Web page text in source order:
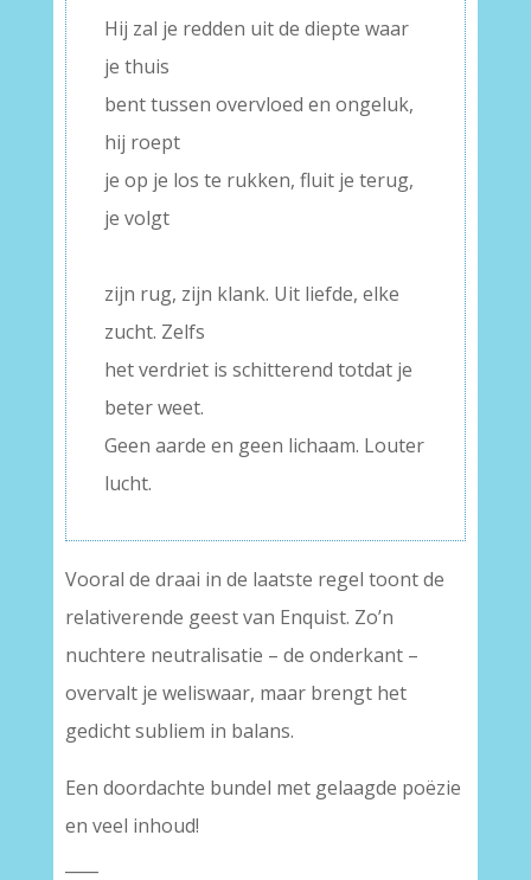
Hij zal je redden uit de diepte waar
je thuis
bent tussen overvloed en ongeluk,
hij roept
je op je los te rukken, fluit je terug,
je volgt
zijn rug, zijn klank. Uit liefde, elke
zucht. Zelfs
het verdriet is schitterend totdat je
beter weet.
Geen aarde en geen lichaam. Louter
lucht.
Vooral de draai in de laatste regel toont de
relativerende geest van Enquist. Zo’n
nuchtere neutralisatie – de onderkant –
overvalt je weliswaar, maar brengt het
gedicht subliem in balans.
Een doordachte bundel met gelaagde poëzie
en veel inhoud!